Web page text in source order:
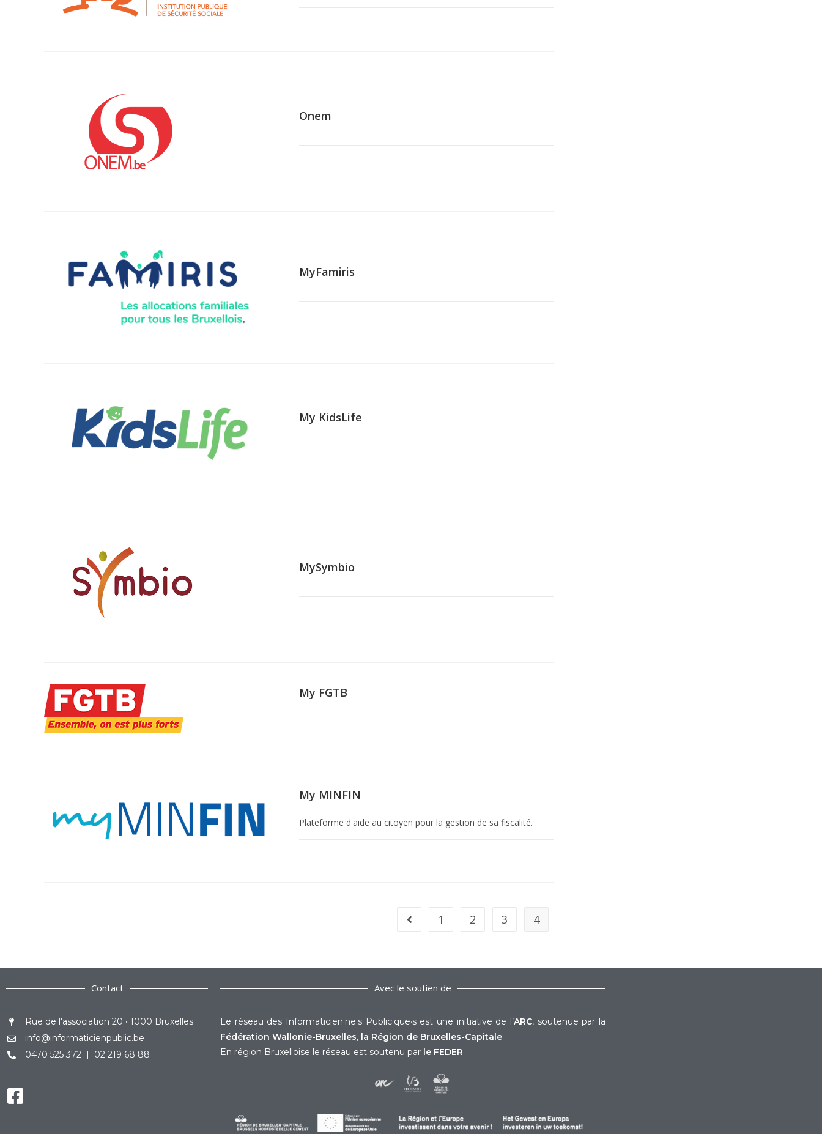
Onem
MyFamiris
My KidsLife
MySymbio
My FGTB
My MINFIN
Plateforme d'aide au citoyen pour la gestion de sa fiscalité.
1 2 3 4
Contact
Rue de l'association 20 • 1000 Bruxelles
info@informaticienpublic.be
0470 525 372 | 02 219 68 88
Avec le soutien de
Le réseau des Informaticien·ne·s Public·que·s est une initiative de l’ARC, soutenue par la
Fédération Wallonie-Bruxelles, la Région de Bruxelles-Capitale.
En région Bruxelloise le réseau est soutenu par le FEDER